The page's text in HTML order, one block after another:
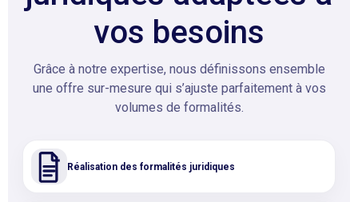
vos besoins
Grâce à notre expertise, nous définissons ensemble
une offre sur-mesure qui s’ajuste parfaitement à vos
volumes de formalités.
Réalisation des formalités juridiques